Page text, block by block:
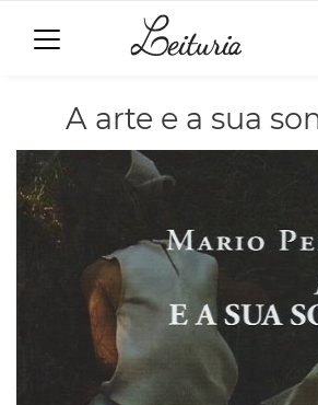
A arte e a sua